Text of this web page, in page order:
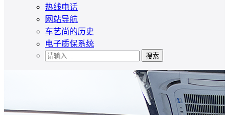
热线电话
网站导航
车艺尚的历史
电子质保系统
搜索